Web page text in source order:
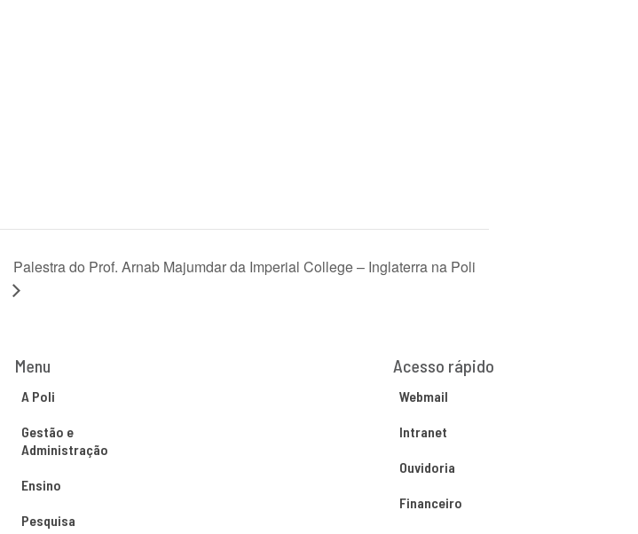
Palestra do Prof. Arnab Majumdar da Imperial College – Inglaterra na Poli
Menu
A Poli
Gestão e
Administração
Ensino
Pesquisa
Acesso rápido
Webmail
Intranet
Ouvidoria
Financeiro